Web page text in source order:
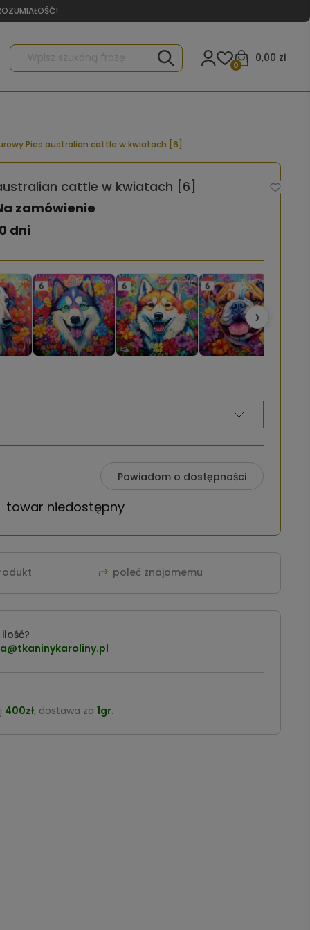
0,00 zł
0
Pies australian cattle w kwiatach [6]
cattle w kwiatach [6]
zamówienie
dni
›
Powiadom o dostępności
towar niedostępny
poleć znajomemu
400zł, dostawa za 1gr.